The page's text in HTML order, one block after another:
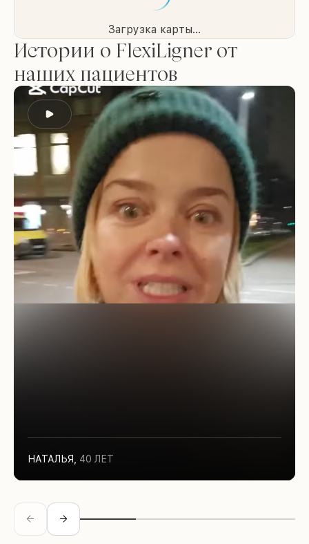
Загрузка карты...
Истории о FlexiLigner от
наших пациентов
НАТАЛЬЯ, 40 ЛЕТ